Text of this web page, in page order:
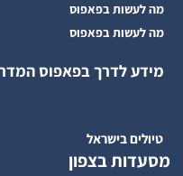
מה לעשות בפאפוס
מה לעשות בפאפוס
מידע לדרך בפאפוס
טיולים בישראל
מסעדות בצפון